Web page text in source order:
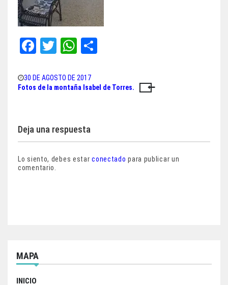
Fa
bo
ok
T
tt
er
W
ts
A
30 DE AGOSTO DE 2017
Navegación
entradas
Fotos de la montaña Isabel de Torres.
Deja una respuesta
Lo siento, debes estarconectado para publicar un
comentario.
MAPA
INICIO